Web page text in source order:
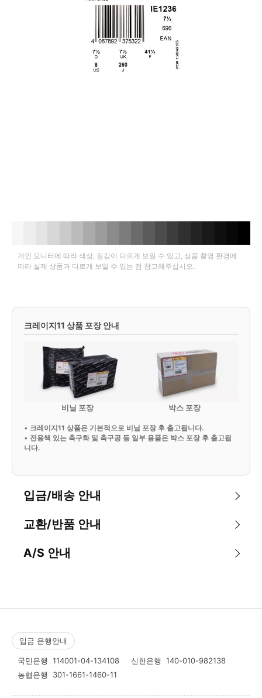
개인 모니터에 따라 색상, 질감이 다르게 보일 수 있고, 상품 촬영 환경에
따라 실제 상품과 다르게 보일 수 있는 점 참고해주십시오.
크레이지11 상품 포장 안내
비닐 포장 박스 포장
• 크레이지11 상품은 기본적으로 비닐 포장 후 출고됩니다.
• 전용쌕 있는 축구화 및 축구공 등 일부 용품은 박스 포장 후 출고됩
니다.
입금/배송 안내
교환/반품 안내
A/S 안내
입금 은행안내
국민은행 114001-04-134108 신한은행 140-010-982138
농협은행 301-1661-1460-11